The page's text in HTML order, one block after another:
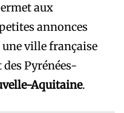
aux
annonces
ville française
Pyrénées-
Aquitaine.